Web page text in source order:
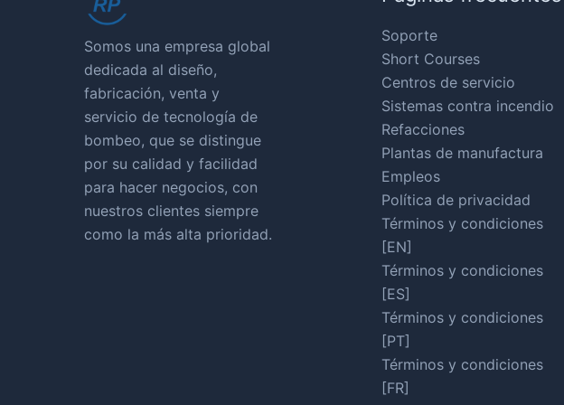
Somos una empresa global
dedicada al diseño,
fabricación, venta y
servicio de tecnología de
bombeo, que se distingue
por su calidad y facilidad
para hacer negocios, con
nuestros clientes siempre
como la más alta prioridad.
Soporte
Short Courses
Centros de servicio
Sistemas contra incendio
Refacciones
Plantas de manufactura
Empleos
Política de privacidad
Términos y condiciones
[EN]
Términos y condiciones
[ES]
Términos y condiciones
[PT]
Términos y condiciones
[FR]